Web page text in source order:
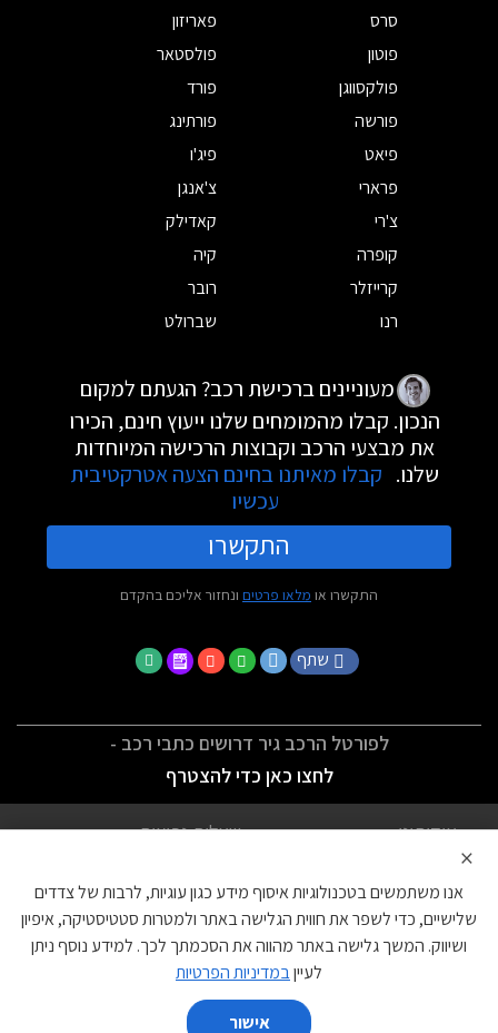
סרס
פאריזון
פוטון
פולסטאר
פולקסווגן
פורד
פורשה
פורתינג
פיאט
פיג'ו
פרארי
צ'אנגן
צ'רי
קאדילק
קופרה
קיה
קרייזלר
רובר
רנו
שברולט
מעוניינים ברכישת רכב? הגעתם למקום
הנכון. קבלו מהמומחים שלנו ייעוץ חינם, הכירו
את מבצעי הרכב וקבוצות הרכישה המיוחדות
שלנו. קבלו מאיתנו בחינם הצעה אטרקטיבית
עכשיו
התקשרו
התקשרו או מלאו פרטים ונחזור אליכם בהקדם
שתף
לפורטל הרכב גיר דרושים כתבי רכב -
לחצו כאן כדי להצטרף
אודותינו
שאלות נפוצות
הצהרת נגישות
צור קשר
עוגיות
×
אנו משתמשים בטכנולוגיות איסוף מידע כגון עוגיות, לרבות של צדדים
שלישיים, כדי לשפר את חווית הגלישה באתר ולמטרות סטטיסטיקה, איפיון
ושיווק. המשך גלישה באתר מהווה את הסכמתך לכך. למידע נוסף ניתן
לעייןבמדיניות הפרטיות
אישור